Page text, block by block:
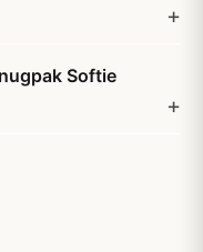
Softie